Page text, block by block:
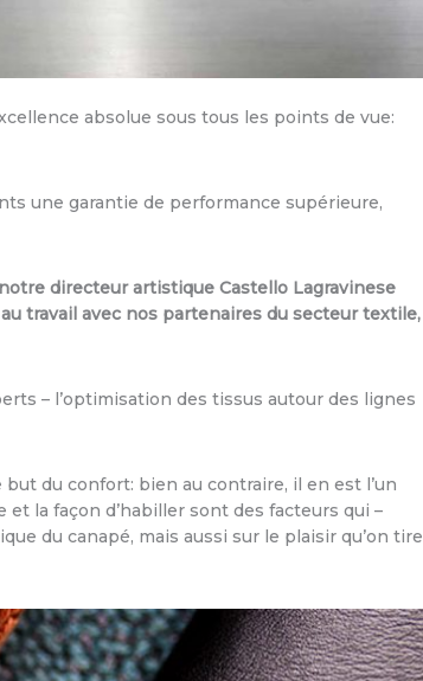
absolue sous tous les points de vue:
une garantie de performance supérieure,
directeur artistique Castello Lagravinese
travail avec nos partenaires du secteur textile,
– l’optimisation des tissus autour des lignes
du confort: bien au contraire, il en est l’un
la façon d’habiller sont des facteurs qui –
du canapé, mais aussi sur le plaisir qu’on tire